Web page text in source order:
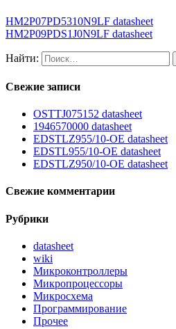
HM2P07PD5310N9LF datasheet
HM2P09PDS1J0N9LF datasheet
Найти:
Свежие записи
OSTTJ075152 datasheet
1946570000 datasheet
EDSTLZ955/10-OE datasheet
EDSTL955/10-OE datasheet
EDSTLZ950/10-OE datasheet
Свежие комментарии
Рубрики
datasheet
wiki
Микроконтроллеры
Микропроцессоры
Микросхема
Программирование
Прочее